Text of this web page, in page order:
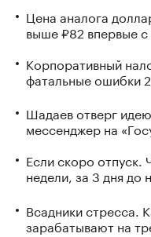
Цена аналога
выше ₽82 впервые
Корпоративный
фатальные ошибки
Шадаев отверг
мессенджер на
Если скоро отпуск.
недели, за 3 дня до
Всадники стресса.
зарабатывают на